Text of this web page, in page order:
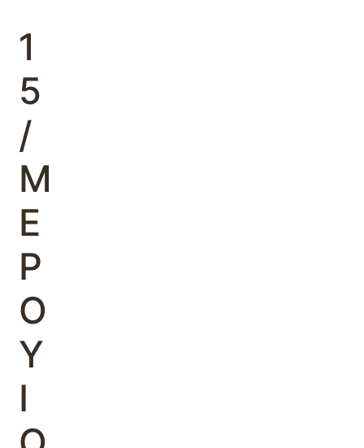
1
5
/
Μ
Ε
Ρ
Ο
Υ
Ι